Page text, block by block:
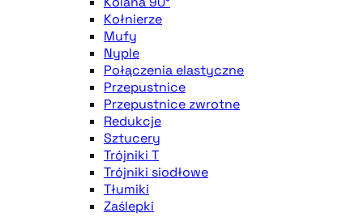
Kołnierze
Mufy
Nyple
Połączenia elastyczne
Przepustnice
Przepustnice zwrotne
Redukcje
Sztucery
Trójniki T
Trójniki siodłowe
Tłumiki
Zaślepki